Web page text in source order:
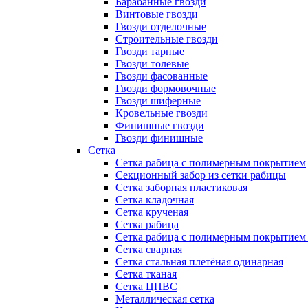
Винтовые гвозди
Гвозди отделочные
Строительные гвозди
Гвозди тарные
Гвозди толевые
Гвозди фасованные
Гвозди формовочные
Гвозди шиферные
Кровельные гвозди
Финишные гвозди
Гвозди финишные
Сетка
Сетка рабица с полимерным покрытием
Секционный забор из сетки рабицы
Сетка заборная пластиковая
Сетка кладочная
Сетка крученая
Сетка рабица
Сетка рабица с полимерным покрытием
Сетка сварная
Сетка стальная плетёная одинарная
Сетка тканая
Сетка ЦПВС
Металлическая сетка